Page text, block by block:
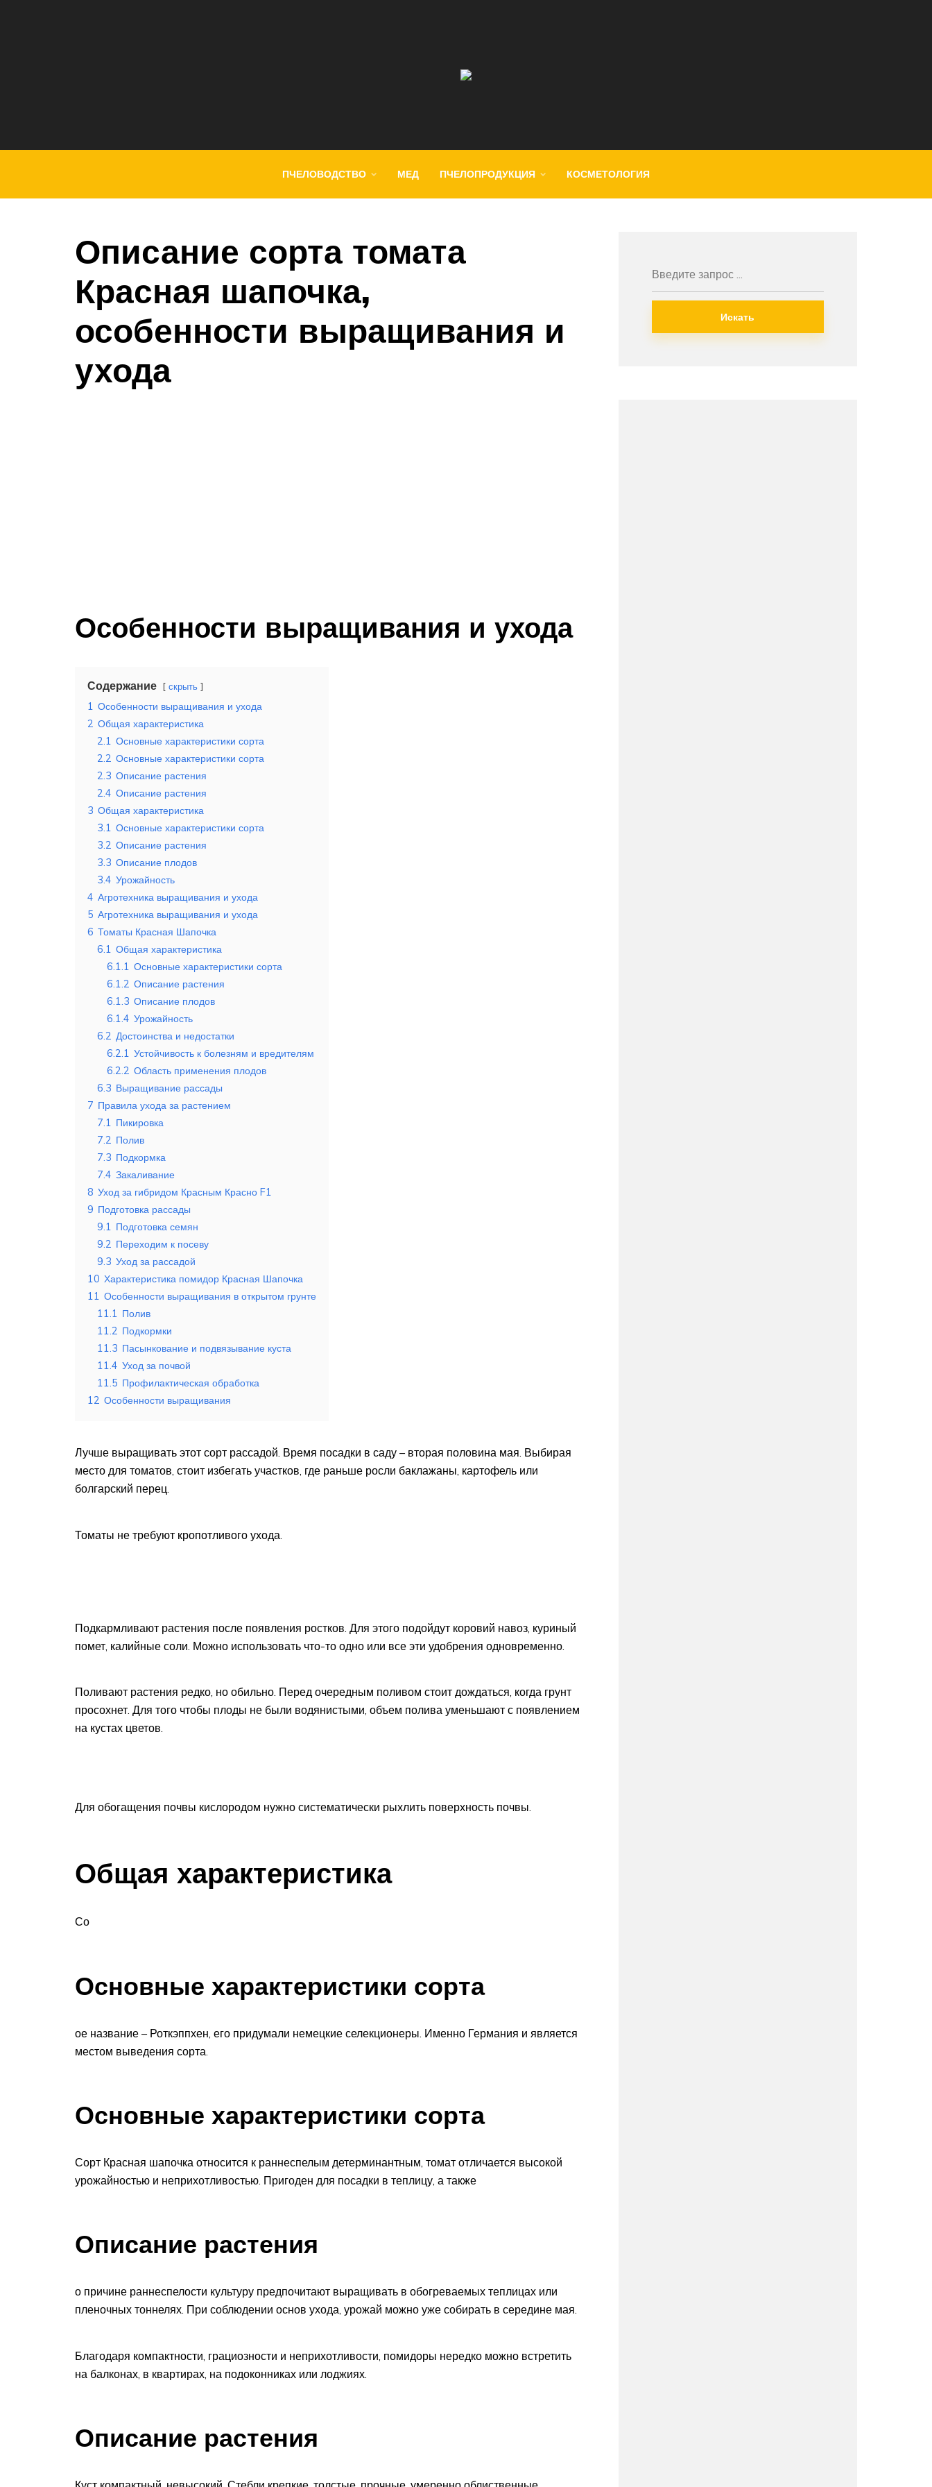
ПЧЕЛОВОДСТВО МЕД ПЧЕЛОПРОДУКЦИЯ КОСМЕТОЛОГИЯ
Описание сорта томата
Красная шапочка,
особенности выращивания и
ухода
Особенности выращивания и ухода
Содержание скрыть
1 Особенности выращивания и ухода
2 Общая характеристика
2.1 Основные характеристики сорта
2.2 Основные характеристики сорта
2.3 Описание растения
2.4 Описание растения
3 Общая характеристика
3.1 Основные характеристики сорта
3.2 Описание растения
3.3 Описание плодов
3.4 Урожайность
4 Агротехника выращивания и ухода
5 Агротехника выращивания и ухода
6 Томаты Красная Шапочка
6.1 Общая характеристика
6.1.1 Основные характеристики сорта
6.1.2 Описание растения
6.1.3 Описание плодов
6.1.4 Урожайность
6.2 Достоинства и недостатки
6.2.1 Устойчивость к болезням и вредителям
6.2.2 Область применения плодов
6.3 Выращивание рассады
7 Правила ухода за растением
7.1 Пикировка
7.2 Полив
7.3 Подкормка
7.4 Закаливание
8 Уход за гибридом Красным Красно F1
9 Подготовка рассады
9.1 Подготовка семян
9.2 Переходим к посеву
9.3 Уход за рассадой
10 Характеристика помидор Красная Шапочка
11 Особенности выращивания в открытом грунте
11.1 Полив
11.2 Подкормки
11.3 Пасынкование и подвязывание куста
11.4 Уход за почвой
11.5 Профилактическая обработка
12 Особенности выращивания
Лучше выращивать этот сорт рассадой. Время посадки в саду – вторая половина мая. Выбирая
место для томатов, стоит избегать участков, где раньше росли баклажаны, картофель или
болгарский перец.
Томаты не требуют кропотливого ухода.
Подкармливают растения после появления ростков. Для этого подойдут коровий навоз, куриный
помет, калийные соли. Можно использовать что-то одно или все эти удобрения одновременно.
Поливают растения редко, но обильно. Перед очередным поливом стоит дождаться, когда грунт
просохнет. Для того чтобы плоды не были водянистыми, объем полива уменьшают с появлением
на кустах цветов.
Для обогащения почвы кислородом нужно систематически рыхлить поверхность почвы.
Общая характеристика
Со
Основные характеристики сорта
ое название – Роткэппхен, его придумали немецкие селекционеры. Именно Германия и является
местом выведения сорта.
Основные характеристики сорта
Сорт Красная шапочка относится к раннеспелым детерминантным, томат отличается высокой
урожайностью и неприхотливостью. Пригоден для посадки в теплицу, а также
Описание растения
о причине раннеспелости культуру предпочитают выращивать в обогреваемых теплицах или
пленочных тоннелях. При соблюдении основ ухода, урожай можно уже собирать в середине мая.
Благодаря компактности, грациозности и неприхотливости, помидоры нередко можно встретить
на балконах, в квартирах, на подоконниках или лоджиях.
Описание растения
Искать